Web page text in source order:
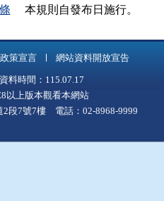
本規則自發布日施行。
策宣言 網站資料開放宣告
料時間：115.07.17
以上版本觀看本網站
2段7號7樓 電話：02-8968-9999